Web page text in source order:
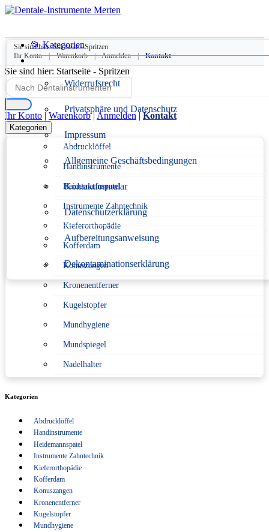
📂 Kategorien
Widerrufsrecht
Privatsphäre und Datenschutz
Impressum
Allgemeine Geschäftsbedingungen
Kontaktformular
Datenschutzerklärung
Aufbereitungsanweisung
Dekontaminationserklärung
Konformitätserklärung nach Medizinprodukterecht
Verpackungsverordnung
Sie sind hier:Startseite -Spritzen
Ihr Konto
| Warenkorb | Anmelden | Kontakt
Sie sind hier: Startseite - Spritzen
Ihr Konto | Warenkorb | Anmelden | Kontakt
Kategorien
Abdrucklöffel
Handinstrumente
Heidemannspatel
Instrumente Zahntechnik
Kieferorthopädie
Kofferdam
Konuszangen
Kronenentferner
Kugelstopfer
Mundhygiene
Mundspiegel
Nadelhalter
Scheren
Schlüsselanhänger
Sonden
Spritzen
Sterilisation
Tasterzirkel Messzirkel
Kategorien
Abdrucklöffel
Handinstrumente
Heidemannspatel
Instrumente Zahntechnik
Kieferorthopädie
Kofferdam
Konuszangen
Kronenentferner
Kugelstopfer
Mundhygiene